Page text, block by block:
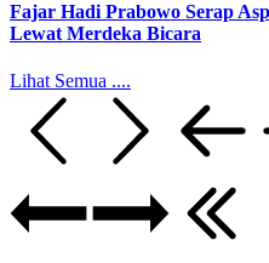
Fajar Hadi Prabowo Serap
Lewat Merdeka Bicara
Lihat Semua ....